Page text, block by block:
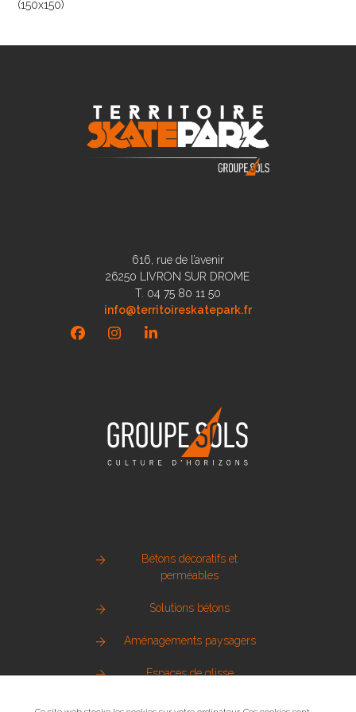
(150x150)
616, rue de l’avenir
26250 LIVRON SUR DROME
T. 04 75 80 11 50
info@territoireskatepark.fr
FacebookInstagramLinkedIn
Bétons décoratifs et
perméables
Solutions bétons
Aménagements paysagers
Espaces de glisse
Pierre naturelle